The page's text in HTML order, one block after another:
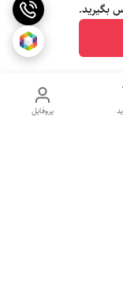
بگیرید.
پروفایل